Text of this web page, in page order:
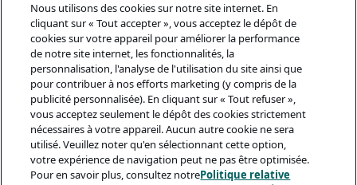
Nous utilisons des cookies sur notre site internet. En
cliquant sur « Tout accepter », vous acceptez le dépôt de
cookies sur votre appareil pour améliorer la performance
de notre site internet, les fonctionnalités, la
personnalisation, l'analyse de l'utilisation du site ainsi que
pour contribuer à nos efforts marketing (y compris de la
publicité personnalisée). En cliquant sur « Tout refuser »,
vous acceptez seulement le dépôt des cookies strictement
nécessaires à votre appareil. Aucun autre cookie ne sera
utilisé. Veuillez noter qu'en sélectionnant cette option,
votre expérience de navigation peut ne pas être optimisée.
Pour en savoir plus, consultez notrePolitique relative